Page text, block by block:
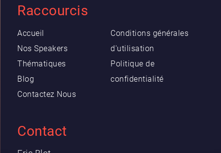
Raccourcis
Accueil
Nos Speakers
Thématiques
Blog
Contactez Nous
Conditions générales
d'utilisation
Politique de
confidentialité
Contact